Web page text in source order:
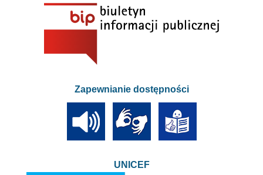
Zapewnianie dostępności
UNICEF